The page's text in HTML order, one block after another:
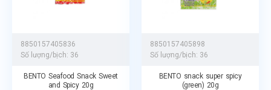
8850157405836
Số lượng/bịch: 36
BENTO Seafood Snack Sweet
and Spicy 20g
8850157405898
Số lượng/bịch: 36
BENTO snack super spicy
(green) 20g